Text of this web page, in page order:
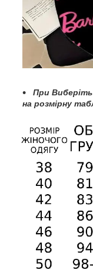
При Виберіть
на розмірну